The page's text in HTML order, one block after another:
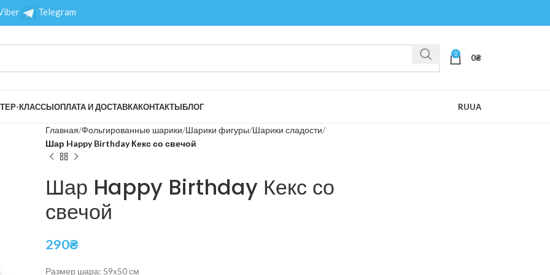
Telegram
0 0₴
КЛАССЫОПЛАТА И ДОСТАВКАКОНТАКТЫБЛОГ RUUA
Главная Фольгированные шарики Шарики фигуры Шарики сладости
Шар Happy Birthday Кекс со свечой
Шар Happy Birthday Кекс со
свечой
290₴
Размер шара: 59х50 см